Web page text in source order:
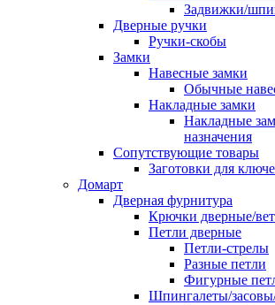
Задвижки/
Дверные ручки
Ручки-скобы
Замки
Навесные замки
Обычные
Накладные замки
Накладные
назначения
Сопутствующие товары
Заготовки для
Домарт
Дверная фурнитура
Крючки дверные/
Петли дверные
Петли-стрелы
Разные петли
Фигурные
Шпингалеты/